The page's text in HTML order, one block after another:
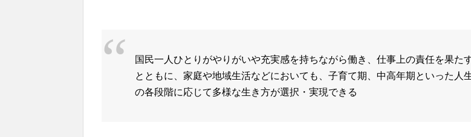
国民一人ひとりがやりがいや充実感を持ちながら働き、仕事上の責任を果た
とともに、家庭や地域生活などにおいても、子育て期、中高年期といった人
の各段階に応じて多様な生き方が選択・実現できる